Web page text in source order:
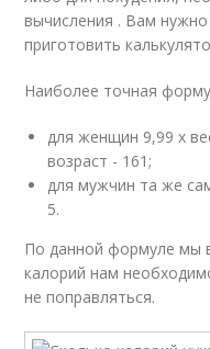
вычисления . Вам
приготовить
Наиболее точная
для женщин 9,99 х
возраст - 161;
для мужчин та же
5.
По данной формуле мы
калорий нам
не поправляться.